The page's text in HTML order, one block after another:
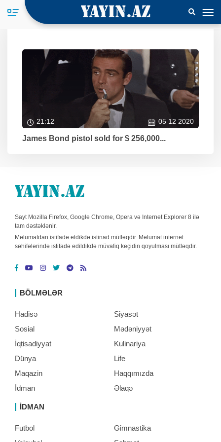
21:12 05 12 2020
James Bond pistol sold for $ 256,000...
Sayt Mozilla Firefox, Google Chrome, Opera və Internet Explorer 8 ilə
tam dəstəklənir.
Məlumatdan istifadə etdikdə istinad mütləqdir. Məlumat internet
səhifələrində istifadə edildikdə müvafiq keçidin qoyulması mütləqdir.
BÖLMƏLƏR
Hadisə
Sosial
İqtisadiyyat
Dünya
Maqazin
İdman
Siyasət
Mədəniyyət
Kulinariya
Life
Haqqımızda
Əlaqə
İDMAN
Futbol
Gimnastika